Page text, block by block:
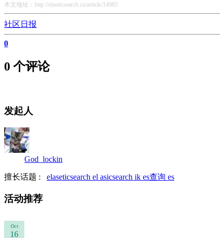
本文地址：http://elasticsearch.cn/article/14985
社区日报
0
0 个评论
发起人
God_lockin
擅长话题 : elaseticsearch el asicsearch ik es查询 es
活动推荐
Oct
16